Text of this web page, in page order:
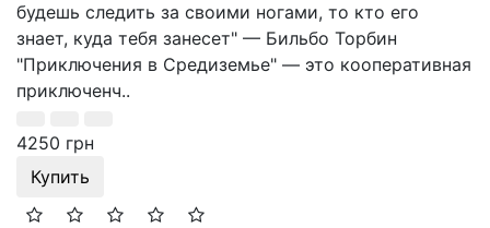
будешь следить за своими ногами, то кто его
знает, куда тебя занесет" — Бильбо Торбин
"Приключения в Средиземье" — это кооперативная
приключенч..
4250 грн
Купить